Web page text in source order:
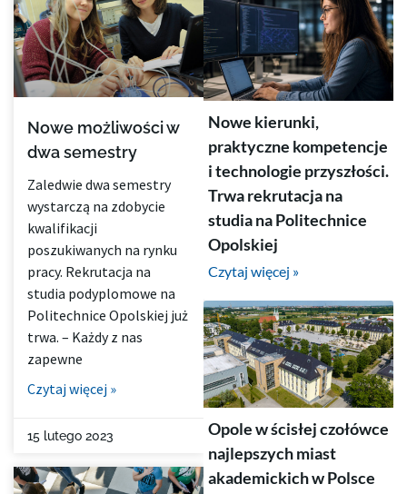
Nowe możliwości w
dwa semestry
Zaledwie dwa semestry
wystarczą na zdobycie
kwalifikacji
poszukiwanych na rynku
pracy. Rekrutacja na
studia podyplomowe na
Politechnice Opolskiej już
trwa. – Każdy z nas
zapewne
Czytaj więcej »
15 lutego 2023
Nowe kierunki,
praktyczne kompetencje
i technologie przyszłości.
Trwa rekrutacja na
studia na Politechnice
Opolskiej
Czytaj więcej »
Opole w ścisłej czołówce
najlepszych miast
akademickich w Polsce